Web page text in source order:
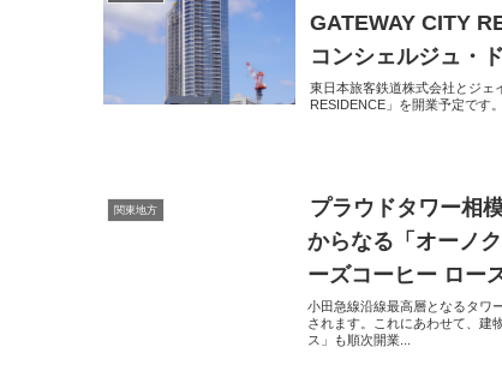
GATEWAY CITY
コンシェルジュ・
東日本旅客鉄道株式会社とジェ
RESIDENCE」を開業予定です
関東地方
プラウドタワー相
からなる「オーノ
ーズコーヒー ロー
小田急線沿線最高層となるタワ
されます。これにあわせて、建
ス」も順次開業...